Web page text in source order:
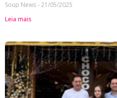
Soup News 21/05/2025
Leia mais